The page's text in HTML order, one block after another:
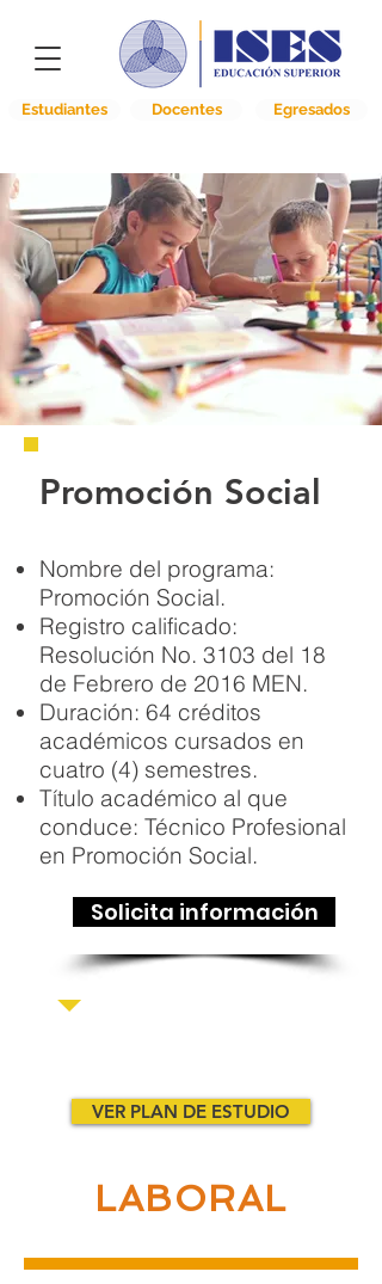
Estudiantes Docentes Egresados
Promoción
Social
Promoción Social
Nombre del programa:
Promoción Social.
Registro calificado:
Resolución No. 3103 del 18
de Febrero de 2016 MEN.
Duración: 64 créditos
académicos cursados en
cuatro (4) semestres.
Título académico al que
conduce: Técnico Profesional
en Promoción Social.
Solicita información
VER PLAN DE ESTUDIO
LABORAL